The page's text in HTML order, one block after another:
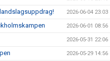
2026-06-04 23:03
2026-06-01 08:56
2026-05-31 22:06
2026-05-29 14:56